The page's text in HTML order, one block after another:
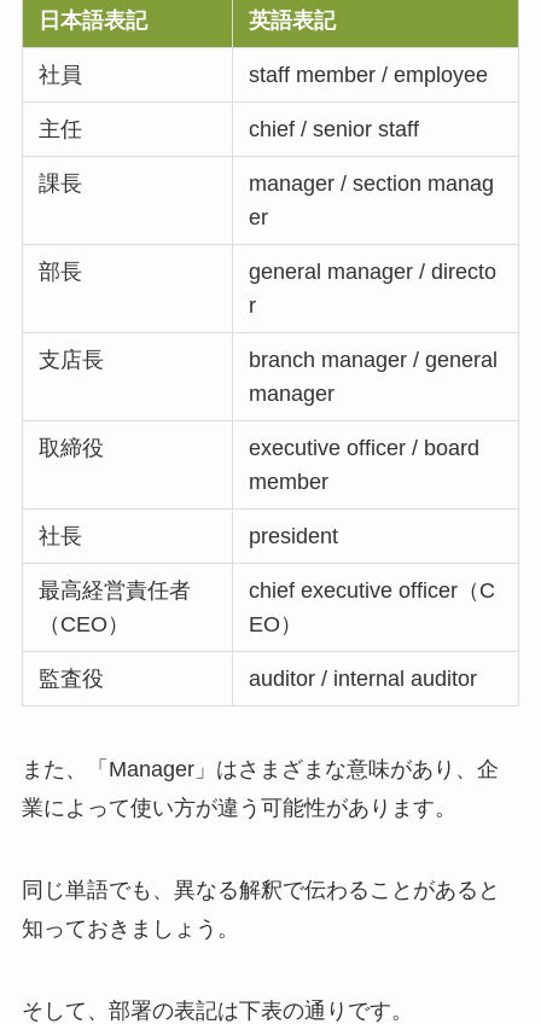
日本語表記 英語表記
社員 staff member / employee
主任 chief / senior staff
課長
manager / section manag
er
部長
general manager / directo
r
支店長
branch manager / general
manager
取締役
executive officer / board
member
社長 president
最高経営責任者
（CEO）
chief executive officer（C
EO）
監査役 auditor / internal auditor
また、「Manager」はさまざまな意味があり、企
業によって使い方が違う可能性があります。
同じ単語でも、異なる解釈で伝わることがあると
知っておきましょう。
そして、部署の表記は下表の通りです。